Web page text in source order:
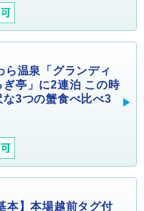
ら温泉「グランディ
ぎ亭」に2連泊 この時
な3つの蟹食べ比べ3
本】本場越前タグ付